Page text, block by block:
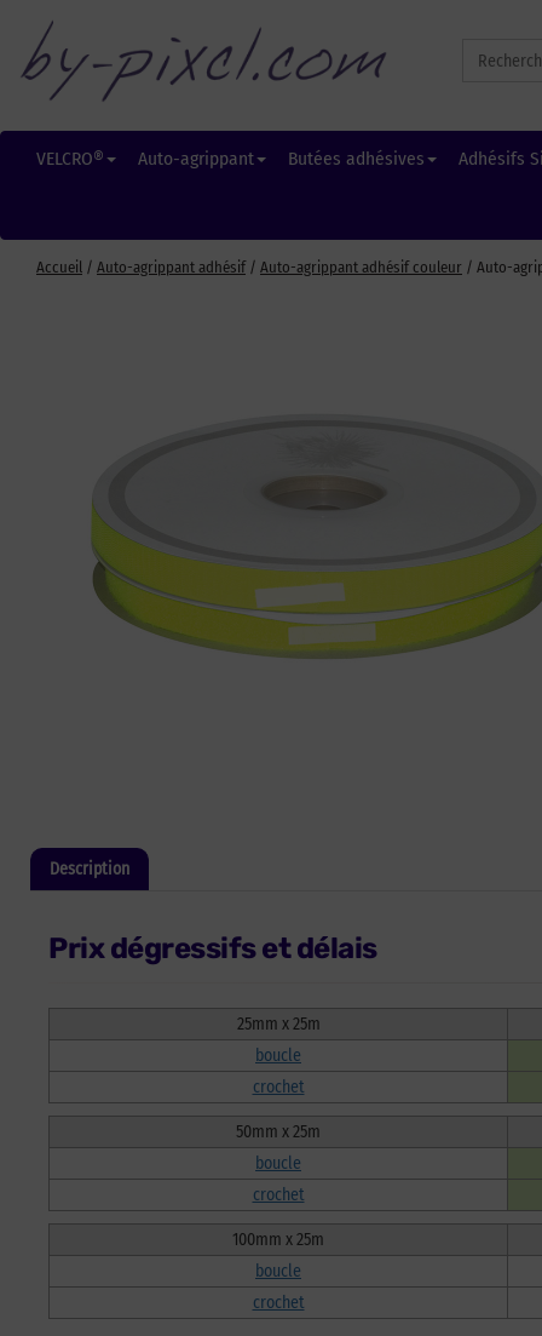
for:
VELCRO® Auto-agrippant Butées adhésives Adhésifs
Accueil / Auto-agrippant adhésif/ Auto-agrippant adhésif couleur / Auto-
Description
Prix dégressifs et délais
25mm x 25m
boucle
crochet
50mm x 25m
boucle
crochet
100mm x 25m
boucle
crochet